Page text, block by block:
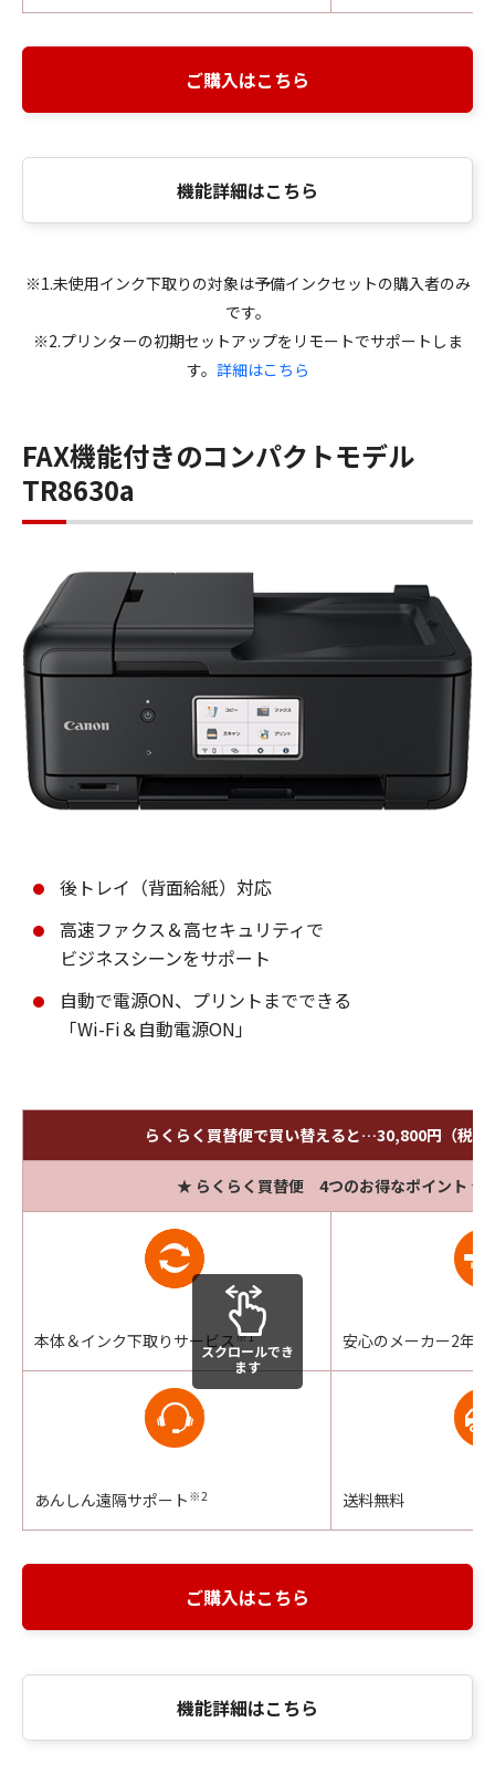
ご購入はこちら
機能詳細はこちら
※1.未使用インク下取りの対象は予備インクセットの購入者のみ
です。
※2.プリンターの初期セットアップをリモートでサポートしま
す。 詳細はこちら
FAX機能付きのコンパクトモデル
TR8630a
後トレイ（背面給紙）対応
高速ファクス＆高セキュリティで
ビジネスシーンをサポート
自動で電源ON、プリントまでできる
「Wi-Fi＆自動電源ON」
らくらく買替便で買い替えると…30,800円（税込
★ らくらく買替便 4つのお得なポイント ★
本体＆インク下取りサービス ※1 安心のメーカー2年保
あんしん遠隔サポート ※2 送料無料
スクロールでき
ます
ご購入はこちら
機能詳細はこちら